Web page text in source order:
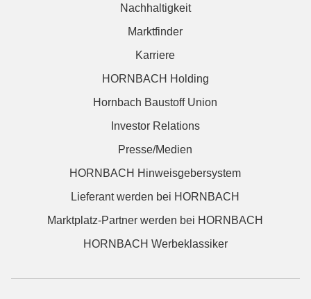
Nachhaltigkeit
Marktfinder
Karriere
HORNBACH Holding
Hornbach Baustoff Union
Investor Relations
Presse/Medien
HORNBACH Hinweisgebersystem
Lieferant werden bei HORNBACH
Marktplatz-Partner werden bei HORNBACH
HORNBACH Werbeklassiker